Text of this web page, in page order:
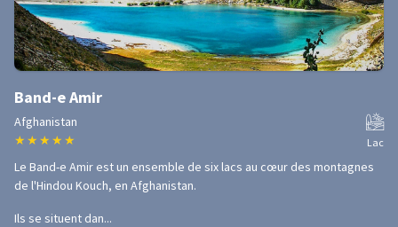
Band-e Amir
Afghanistan
★ ★ ★ ★ ★ Lac
Le Band-e Amir est un ensemble de six lacs au cœur des montagnes
de l'Hindou Kouch, en Afghanistan.
Ils se situent dan...